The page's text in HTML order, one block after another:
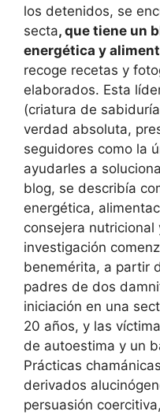
los detenidos, se
secta, que tiene un
energética y
recoge recetas y
elaborados. Esta
(criatura de
verdad absoluta,
seguidores como la
ayudarles a
blog, se describía
energética,
consejera
investigación
benemérita, a partir
padres de dos
iniciación en una
20 años, y las
de autoestima y un
Prácticas
derivados
persuasión